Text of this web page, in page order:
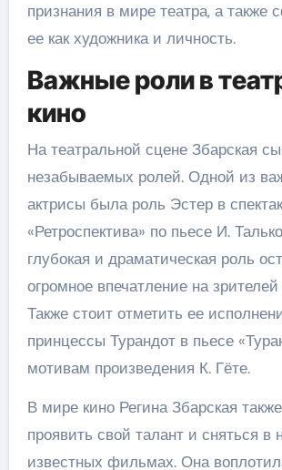
признания в мире театра, а также
ее как художника и личность.
Важные роли в
кино
На театральной сцене Збарская
незабываемых ролей. Одной из
актрисы была роль Эстер в
«Ретроспектива» по пьесе И.
глубокая и драматическая роль
огромное впечатление на зрителей
Также стоит отметить ее
принцессы Турандот в пьесе
мотивам произведения К. Гёте.
В мире кино Регина Збарская
проявить свой талант и сняться в
известных фильмах. Она